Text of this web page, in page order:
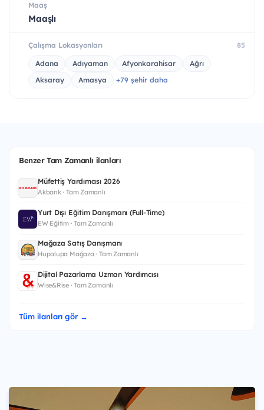
Maaş
Maaşlı
Çalışma Lokasyonları 85
Adana Adıyaman Afyonkarahisar
Ağrı
Aksaray
Amasya +79 şehir daha
Benzer Tam Zamanlı ilanları
Müfettiş Yardımcısı 2026
Akbank · Tam Zamanlı
Yurt Dışı Eğitim Danışmanı (Full-Time)
EW Eğitim · Tam Zamanlı
Mağaza Satış Danışmanı
Hupalupa Mağaza · Tam Zamanlı
Dijital Pazarlama Uzman Yardımcısı
Wise&Rise · Tam Zamanlı
Tüm ilanları gör →